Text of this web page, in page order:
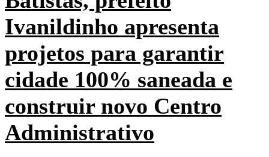
Ivanildinho apresenta
projetos para garantir
cidade 100% saneada e
construir novo Centro
Administrativo